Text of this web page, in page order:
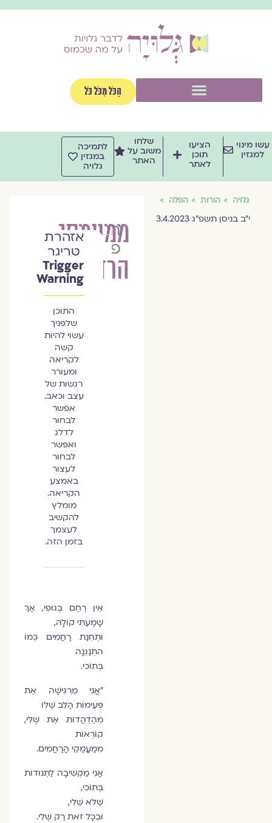
הַכֹּל מִכֹּל כֹּל
מינוי
למגזין
הציעו
תוכן
לאתר
שלחו
משוב על
האתר
לתמיכה
במגזין
גלויה
גלויה הורות הפלה
י״ב בניסן תשפ״ג 3.4.2023
ממעמקי
הרחמים
חגי
פרץ
אזהרת
טריגר
Trigger
Warning
התוכן
שלפניך
עשוי להיות
קשה
לקריאה
ומעורר
רגשות של
עצב וכאב.
אפשר
לבחור
לדלג
ואפשר
לבחור
לעצור
באמצע
הקריאה.
מומלץ
להקשיב
לעצמך
בזמן הזה.
אֵין רֶחֶם בְּגוּפִי, אַךְ
שָׁמַעְתִּי קוֹלָהּ,
וּתְחִנַּת רַחֲמִים כְּמוֹ
הִתְנַגְּנָה
בְּתוֹכִי.
"אֲנִי מַרְגִּישָׁה אֶת
פְּעִימוֹת הַלֵּב שֶׁלּוֹ
מְהַדְהֲדוֹת אֶת שֶׁלִּי,
קוֹרְאוֹת
מִמַּעֲמַקֵּי הָרַחֲמִים.
אֲנִי מַקְשִׁיבָה לַתְּנוּדוֹת
בְּתוֹכִי,
שֶׁלֹּא שֶׁלִּי,
וּבְכָל זֹאת רַק שֶׁלִּי.